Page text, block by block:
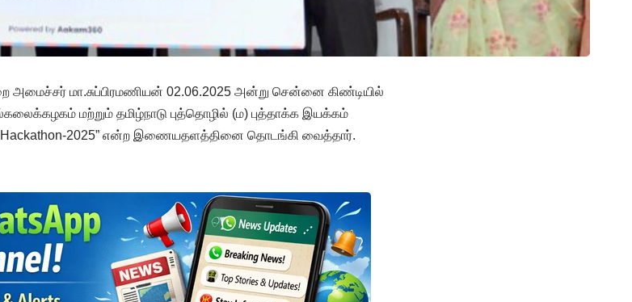
அமைச்சர் மா.சுப்பிரமணியன் 02.06.2025 அன்று சென்னை கிண்டியில்
மற்றும் தமிழ்நாடு புத்தொழில் (ம) புத்தாக்க இயக்கம்
Hackathon-2025” என்ற இணையதளத்தினை தொடங்கி வைத்தார்.